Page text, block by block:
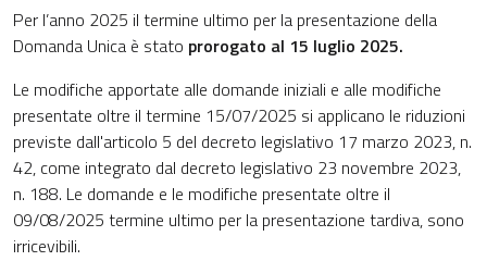
Per l’anno 2025 il termine ultimo per la presentazione della
Domanda Unica è stato prorogato al 15 luglio 2025.
Le modifiche apportate alle domande iniziali e alle modifiche
presentate oltre il termine 15/07/2025 si applicano le riduzioni
previste dall'articolo 5 del decreto legislativo 17 marzo 2023, n.
42, come integrato dal decreto legislativo 23 novembre 2023,
n. 188. Le domande e le modifiche presentate oltre il
09/08/2025 termine ultimo per la presentazione tardiva, sono
irricevibili.